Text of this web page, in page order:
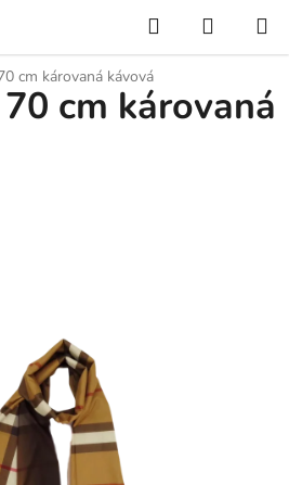
Hledat
KOŠÍK
cm károvaná kávová
cm károvaná